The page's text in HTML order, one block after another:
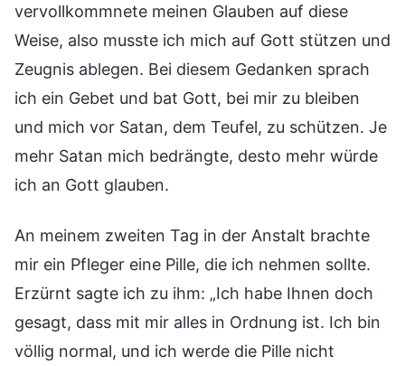
vervollkommnete meinen Glauben auf diese
Weise, also musste ich mich auf Gott stützen und
Zeugnis ablegen. Bei diesem Gedanken sprach
ich ein Gebet und bat Gott, bei mir zu bleiben
und mich vor Satan, dem Teufel, zu schützen. Je
mehr Satan mich bedrängte, desto mehr würde
ich an Gott glauben.
An meinem zweiten Tag in der Anstalt brachte
mir ein Pfleger eine Pille, die ich nehmen sollte.
Erzürnt sagte ich zu ihm: „Ich habe Ihnen doch
gesagt, dass mit mir alles in Ordnung ist. Ich bin
völlig normal, und ich werde die Pille nicht